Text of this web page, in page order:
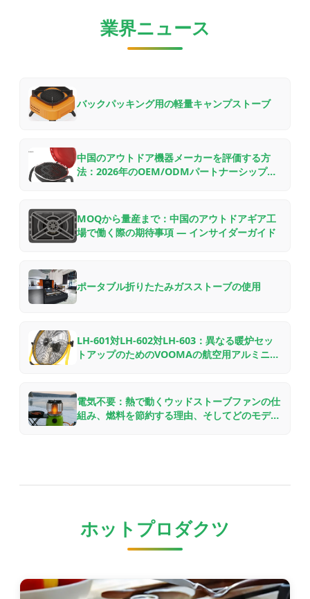
業界ニュース
バックパッキング用の軽量キャンプストーブ
中国のアウトドア機器メーカーを評価する方
法：2026年のOEM/ODMパートナーシップの
MOQから量産まで：中国のアウトドアギア工
場で働く際の期待事項 — インサイダーガイド
ポータブル折りたたみガスストーブの使用
LH-601対LH-602対LH-603：異なる暖炉セッ
トアップのためのVOOMAの航空用アルミニウ
電気不要：熱で動くウッドストーブファンの仕
組み、燃料を節約する理由、そしてどのモデル
ホットプロダクツ